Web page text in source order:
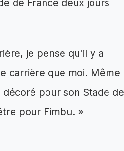
de France deux jours
je pense qu'il y a
carrière que moi. Même
pour son Stade de
pour Fimbu. »